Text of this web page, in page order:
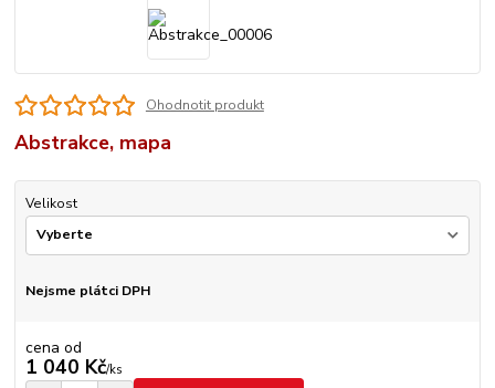
Ohodnotit produkt
Abstrakce, mapa
Velikost
Nejsme plátci DPH
cena od
1 040 Kč/ks